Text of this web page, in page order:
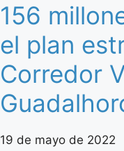
156
el plan
Corredor
19 de mayo de 2022